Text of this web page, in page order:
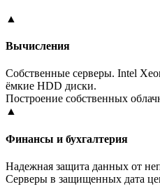
▲
Вычисления
Собственные серверы. Intel
ёмкие HDD диски.
Построение собственных
▲
Финансы и бухгалтерия
Надежная защита данных от
Серверы в защищенных дата